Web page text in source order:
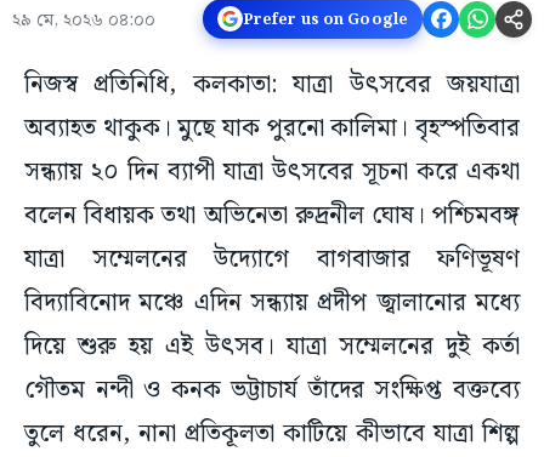
২৯ মে, ২০২৬ ০৪:০০ Prefer us on Google
নিজস্ব প্রতিনিধি, কলকাতা: যাত্রা উৎসবের জয়যাত্রা
অব্যাহত থাকুক। মুছে যাক পুরনো কালিমা। বৃহস্পতিবার
সন্ধ্যায় ২০ দিন ব্যাপী যাত্রা উৎসবের সূচনা করে একথা
বলেন বিধায়ক তথা অভিনেতা রুদ্রনীল ঘোষ। পশ্চিমবঙ্গ
যাত্রা সম্মেলনের উদ্যোগে বাগবাজার ফণিভূষণ
বিদ্যাবিনোদ মঞ্চে এদিন সন্ধ্যায় প্রদীপ জ্বালানোর মধ্যে
দিয়ে শুরু হয় এই উৎসব। যাত্রা সম্মেলনের দুই কর্তা
গৌতম নন্দী ও কনক ভট্টাচার্য তাঁদের সংক্ষিপ্ত বক্তব্যে
তুলে ধরেন, নানা প্রতিকূলতা কাটিয়ে কীভাবে যাত্রা শিল্প